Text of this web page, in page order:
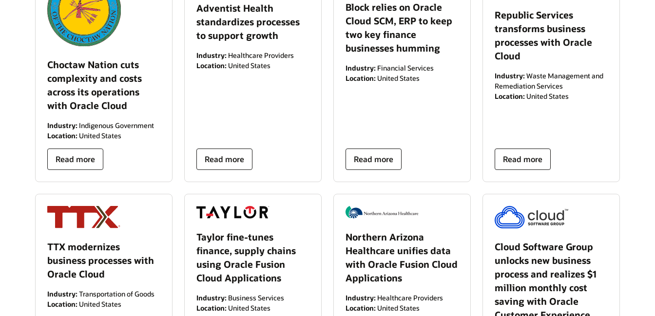
Choctaw Nation cuts
complexity and costs
across its operations
with Oracle Cloud
Industry: Indigenous Government
Location: United States
Read more
Adventist Health
standardizes processes
to support growth
Industry: Healthcare Providers
Location: United States
Read more
Block relies on Oracle
Cloud SCM, ERP to keep
two key finance
businesses humming
Industry: Financial Services
Location: United States
Read more
Republic Services
transforms business
processes with Oracle
Cloud
Industry: Waste Management and
Remediation Services
Location: United States
Read more
TTX modernizes
business processes with
Oracle Cloud
Industry: Transportation of Goods
Location: United States
Taylor fine-tunes
finance, supply chains
using Oracle Fusion
Cloud Applications
Industry: Business Services
Location: United States
Northern Arizona
Healthcare unifies data
with Oracle Fusion Cloud
Applications
Industry: Healthcare Providers
Location: United States
Cloud Software Group
unlocks new business
process and realizes $1
million monthly cost
saving with Oracle